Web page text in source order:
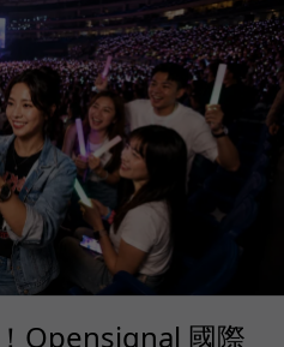
Opensignal 國際